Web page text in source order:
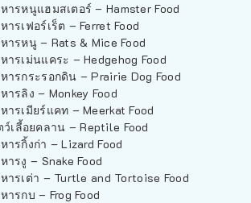
ารหนูแฮมสเตอร์ – Hamster Food
ารเฟอร์เร็ต – Ferret Food
ารหนู – Rats & Mice Food
ารเม่นแคระ – Hedgehog Food
ารกระรอกดิน – Prairie Dog Food
ารลิง – Monkey Food
ารเมียร์แคท – Meerkat Food
เลี้อยคลาน – Reptile Food
ารกิ้งก่า – Lizard Food
ารงู – Snake Food
ารเต่า – Turtle and Tortoise Food
ารกบ – Frog Food